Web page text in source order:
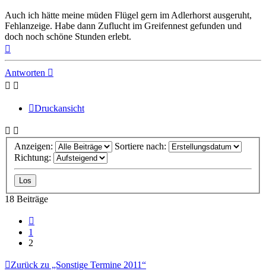
Auch ich hätte meine müden Flügel gern im Adlerhorst ausgeruht,
Fehlanzeige. Habe dann Zuflucht im Greifennest gefunden und
doch noch schöne Stunden erlebt.
Antworten
Druckansicht
Anzeigen:
Sortiere nach:
Richtung:
18 Beiträge
1
2
Zurück zu „Sonstige Termine 2011“